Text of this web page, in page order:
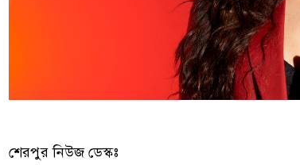
শেরপুর নিউজ ডেস্কঃ